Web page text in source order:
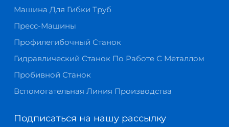
Машина Для Гибки Труб
Пресс-Машины
Профилегибочный Станок
Гидравлический Станок По Работе С Металлом
Пробивной Станок
Вспомогательная Линия Производства
Подписаться на нашу рассылку